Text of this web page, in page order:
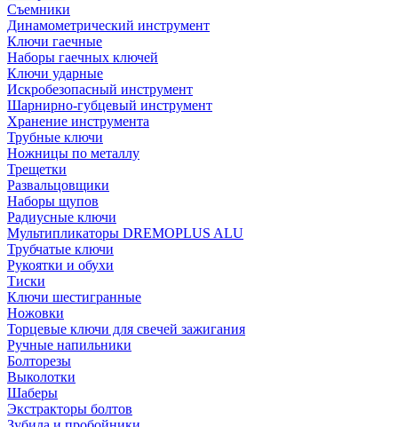
Съемники
Динамометрический инструмент
Ключи гаечные
Наборы гаечных ключей
Ключи ударные
Искробезопасный инструмент
Шарнирно-губцевый инструмент
Хранение инструмента
Трубные ключи
Ножницы по металлу
Трещетки
Развальцовщики
Наборы щупов
Радиусные ключи
Мультипликаторы DREMOPLUS ALU
Трубчатые ключи
Рукоятки и обухи
Тиски
Ключи шестигранные
Ножовки
Торцевые ключи для свечей зажигания
Ручные напильники
Болторезы
Выколотки
Шаберы
Экстракторы болтов